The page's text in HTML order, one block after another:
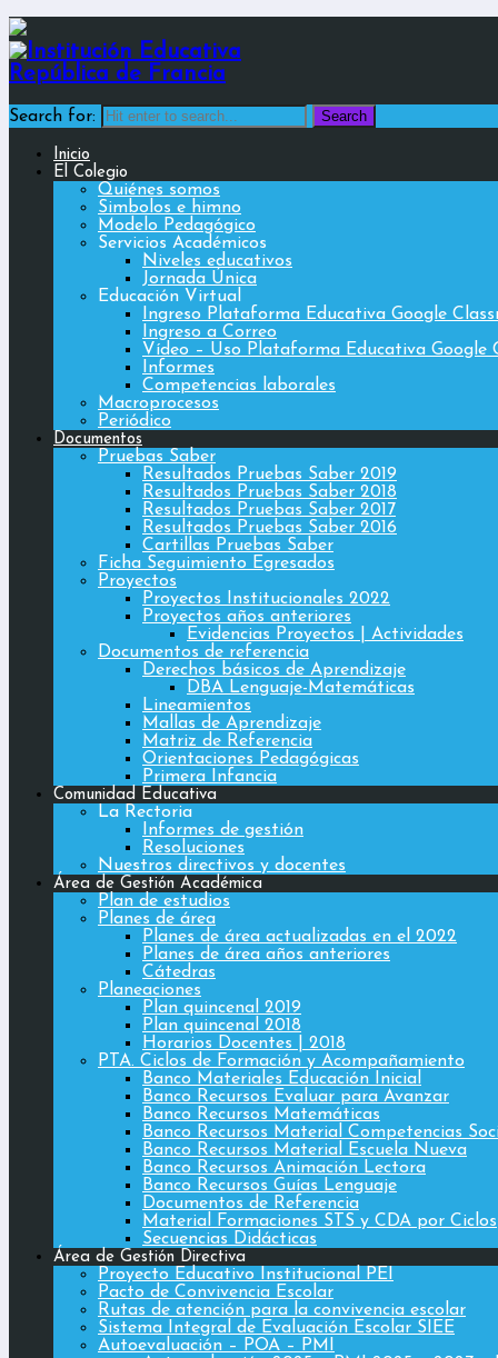
Search for:
Inicio
El Colegio
Quiénes somos
Simbolos e himno
Modelo Pedagógico
Servicios Académicos
Niveles educativos
Jornada Única
Educación Virtual
Ingreso Plataforma Educativa Google
Ingreso a Correo
Vídeo – Uso Plataforma Educativa Google
Informes
Competencias laborales
Macroprocesos
Periódico
Documentos
Pruebas Saber
Resultados Pruebas Saber 2019
Resultados Pruebas Saber 2018
Resultados Pruebas Saber 2017
Resultados Pruebas Saber 2016
Cartillas Pruebas Saber
Ficha Seguimiento Egresados
Proyectos
Proyectos Institucionales 2022
Proyectos años anteriores
Evidencias Proyectos | Actividades
Documentos de referencia
Derechos básicos de Aprendizaje
DBA Lenguaje-Matemáticas
Lineamientos
Mallas de Aprendizaje
Matriz de Referencia
Orientaciones Pedagógicas
Primera Infancia
Comunidad Educativa
La Rectoria
Informes de gestión
Resoluciones
Nuestros directivos y docentes
Área de Gestión Académica
Plan de estudios
Planes de área
Planes de área actualizadas en el 2022
Planes de área años anteriores
Cátedras
Planeaciones
Plan quincenal 2019
Plan quincenal 2018
Horarios Docentes | 2018
PTA. Ciclos de Formación y Acompañamiento
Banco Materiales Educación Inicial
Banco Recursos Evaluar para Avanzar
Banco Recursos Matemáticas
Banco Recursos Material Competencias
Banco Recursos Material Escuela Nueva
Banco Recursos Animación Lectora
Banco Recursos Guías Lenguaje
Documentos de Referencia
Material Formaciones STS y CDA por Ciclos
Secuencias Didácticas
Área de Gestión Directiva
Proyecto Educativo Institucional PEI
Pacto de Convivencia Escolar
Rutas de atención para la convivencia escolar
Sistema Integral de Evaluación Escolar SIEE
Autoevaluación – POA – PMI